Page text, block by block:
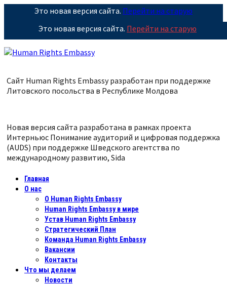
Это новая версия сайта. Перейти на старую
Это новая версия сайта. Перейти на старую
Сайт Human Rights Embassy разработан при поддержке
Литовского посольства в Республике Молдова
Новая версия сайта разработана в рамках проекта
Интерньюс Понимание аудиторий и цифровая поддержка
(AUDS) при поддержке Шведского агентства по
международному развитию, Sida
Главная
О нас
О Human Rights Embassy
Human Rights Embassy в мире
Устав Human Rights Embassy
Стратегический План
Команда Human Rights Embassy
Вакансии
Контакты
Что мы делаем
Новости